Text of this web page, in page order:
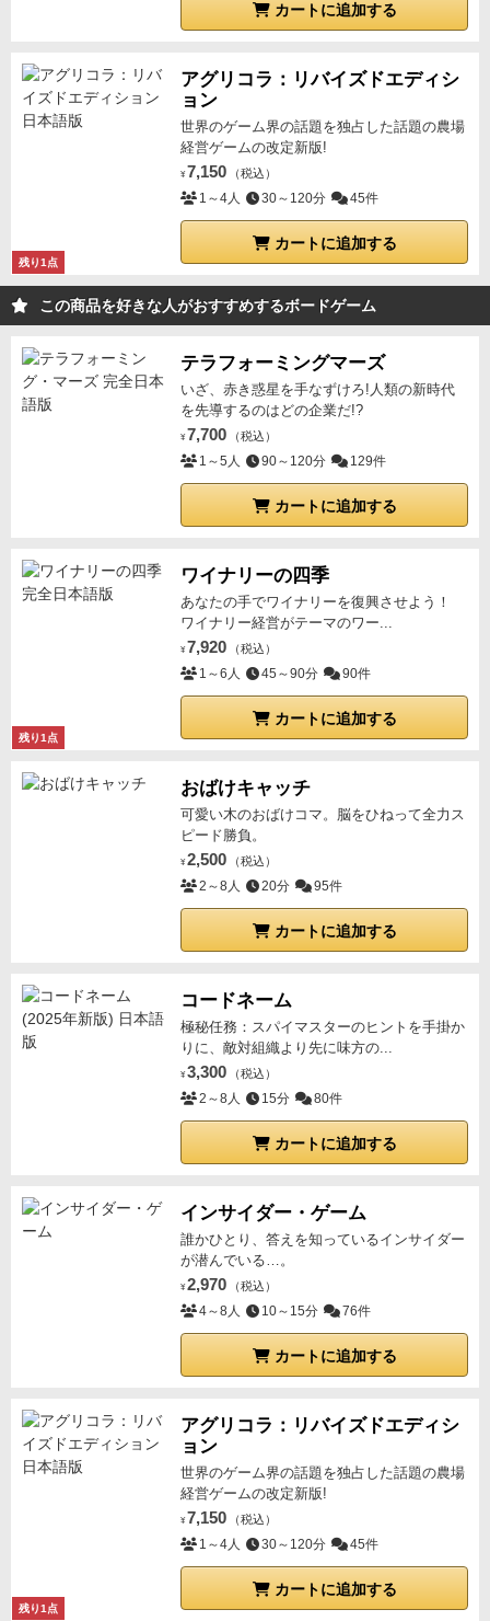
カートに追加する
残り1点
アグリコラ：リバイズドエディシ
ョン
世界のゲーム界の話題を独占した話題の農場
経営ゲームの改定新版!
¥ 7,150 （税込）
1～4人 30～120分 45件
カートに追加する
この商品を好きな人がおすすめするボードゲーム
テラフォーミングマーズ
いざ、赤き惑星を手なずけろ!人類の新時代
を先導するのはどの企業だ!?
¥ 7,700 （税込）
1～5人 90～120分 129件
カートに追加する
残り1点
ワイナリーの四季
あなたの手でワイナリーを復興させよう！
ワイナリー経営がテーマのワー...
¥ 7,920 （税込）
1～6人 45～90分 90件
カートに追加する
おばけキャッチ
可愛い木のおばけコマ。脳をひねって全力ス
ピード勝負。
¥ 2,500 （税込）
2～8人 20分 95件
カートに追加する
コードネーム
極秘任務：スパイマスターのヒントを手掛か
りに、敵対組織より先に味方の...
¥ 3,300 （税込）
2～8人 15分 80件
カートに追加する
インサイダー・ゲーム
誰かひとり、答えを知っているインサイダー
が潜んでいる…。
¥ 2,970 （税込）
4～8人 10～15分 76件
カートに追加する
残り1点
アグリコラ：リバイズドエディシ
ョン
世界のゲーム界の話題を独占した話題の農場
経営ゲームの改定新版!
¥ 7,150 （税込）
1～4人 30～120分 45件
カートに追加する